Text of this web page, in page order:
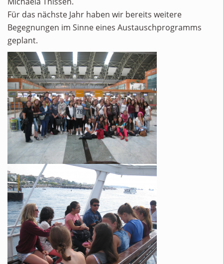
Für das nächste Jahr haben wir bereits weitere
Begegnungen im Sinne eines Austauschprogramms
geplant.